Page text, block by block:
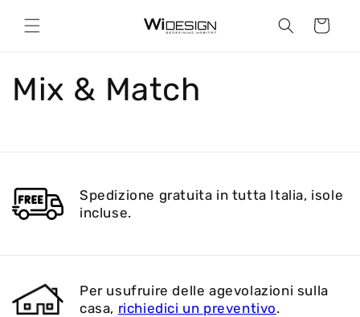
direttamente
ai contenuti
Carrello
Mix & Match
Spedizione gratuita in tutta Italia, isole
incluse.
Per usufruire delle agevolazioni sulla
casa, richiedici un preventivo.